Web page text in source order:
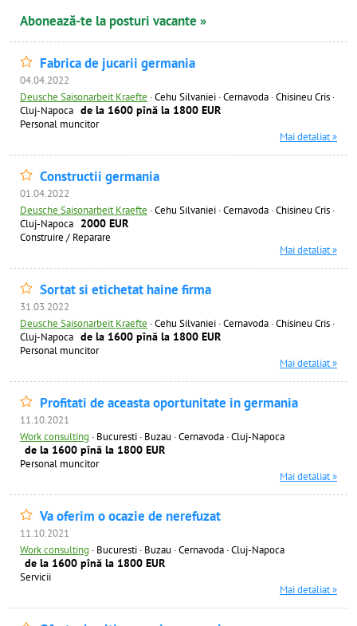
Abonează-te la posturi vacante »
Fabrica de jucarii germania
04.04.2022
Deusche Saisonarbeit Kraefte ·Cehu Silvaniei · Cernavoda · Chisineu Cris ·
Cluj-Napoca de la 1600 pînă la 1800 EUR
Personal muncitor
Mai detaliat »
Constructii germania
01.04.2022
Deusche Saisonarbeit Kraefte ·Cehu Silvaniei · Cernavoda · Chisineu Cris ·
Cluj-Napoca
2000 EUR
Construire / Reparare
Mai detaliat »
Sortat si etichetat haine firma
31.03.2022
Deusche Saisonarbeit Kraefte ·Cehu Silvaniei · Cernavoda · Chisineu Cris ·
Cluj-Napoca de la 1600 pînă la 1800 EUR
Personal muncitor
Mai detaliat »
Profitati de aceasta oportunitate in germania
11.10.2021
Work consulting · Bucuresti · Buzau · Cernavoda · Cluj-Napoca
de la 1600 pînă la 1800 EUR
Personal muncitor
Mai detaliat »
Va oferim o ocazie de nerefuzat
11.10.2021
Work consulting · Bucuresti · Buzau · Cernavoda · Cluj-Napoca
de la 1600 pînă la 1800 EUR
Servicii
Mai detaliat »